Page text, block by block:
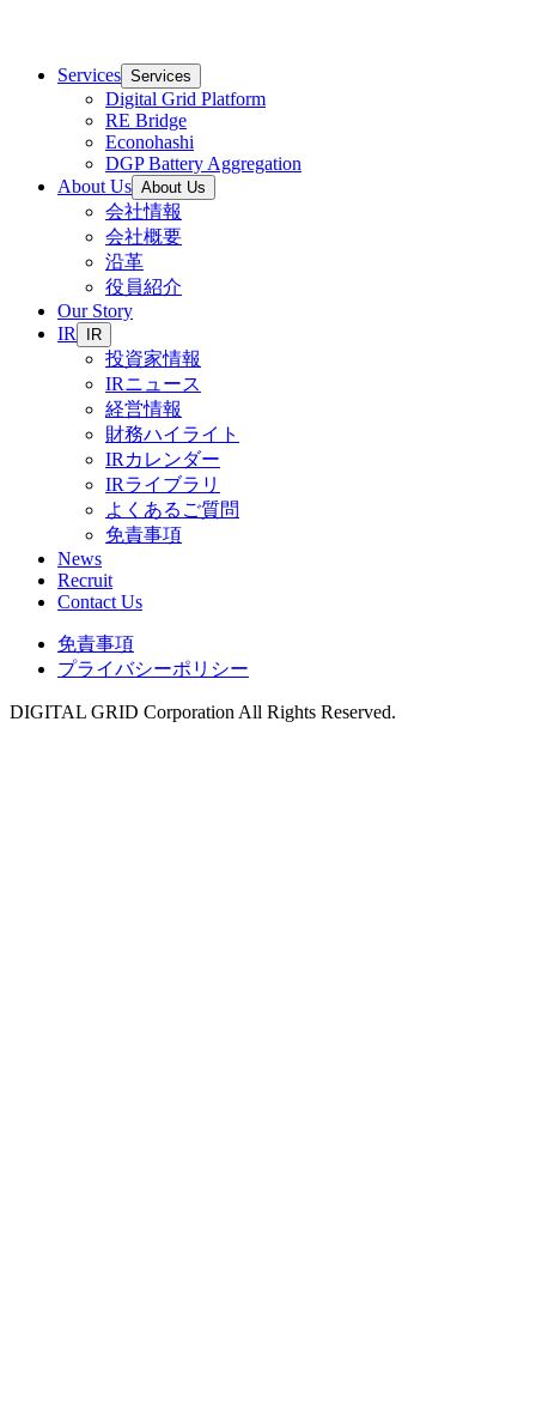
Services Services
Digital Grid Platform
RE Bridge
Econohashi
DGP Battery Aggregation
About Us About Us
会社情報
会社概要
沿革
役員紹介
Our Story
IR
IR
投資家情報
IRニュース
経営情報
財務ハイライト
IRカレンダー
IRライブラリ
よくあるご質問
免責事項
News
Recruit
Contact Us
免責事項
プライバシーポリシー
DIGITAL GRID Corporation All Rights Reserved.